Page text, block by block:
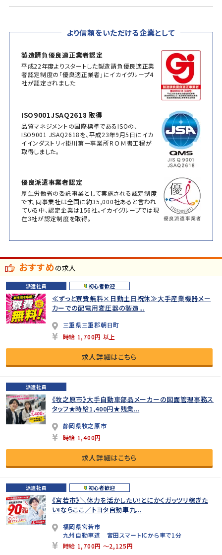
より信頼をいただける企業として
製造請負優良適正業者認定
平成22年度よりスタートした製造請負優良適正業
者認定制度の「優良適正業者」にイカイグループ4
社が認定されました
ISO9001JSAQ2618 取得
品質マネジメントの国際標準であるISOの、
ISO9001 JSAQ2618を、平成23年9月5日にイカ
イインダストリィ掛川第一事業所ＲＯＭ書工程が
取得しました。
優良派遣事業者認定
厚生労働省の委託事業として実施される認定制度
です。同事業社は全国に約35,000社あると言われ
ている中、認定企業は156社。イカイグループでは現
在3社が認定制度を取得。
おすすめの求人
派遣社員 初心者歓迎
≪ずっと寮費無料×日勤土日祝休≫大手産業機器メー
カーでの配電用変圧器の製造...
三重県三重郡朝日町
時給 1,700円 以上
求人詳細はこちら
派遣社員
《牧之原市》大手自動車部品メーカーの図面管理事務ス
タッフ★時給1,400円★残業...
静岡県牧之原市
時給 1,400円
求人詳細はこちら
派遣社員 初心者歓迎
《宮若市》＼体力を活かしたい!とにかくガッツリ稼ぎた
い!ならここ／トヨタ自動車九...
福岡県宮若市
九州自動車道 宮田スマートICから車で1分
時給 1,700円 ～2,125円